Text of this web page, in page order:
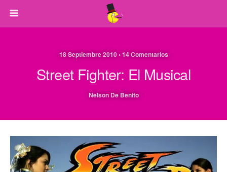
18 Septiembre 2010 • 14 Comentarios
Street Fighter: El Musical
Nelson De Benito